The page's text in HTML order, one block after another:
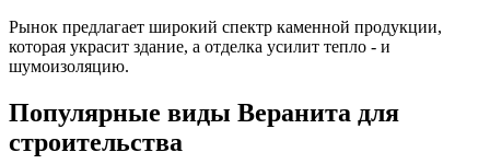
Рынок предлагает широкий спектр каменной продукции,
которая украсит здание, а отделка усилит тепло - и
шумоизоляцию.
Популярные виды Веранита для
строительства